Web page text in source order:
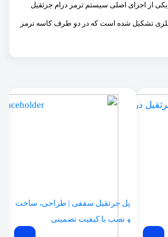
یکی از اجزای اصلی سیستم ترمز درام جرثقیل
تشکیل شده است که در دو طرف کاسه ترمز
پل جرثقیل سقفی | طراحی، ساخت
و نصب با کیفیت تضمینی